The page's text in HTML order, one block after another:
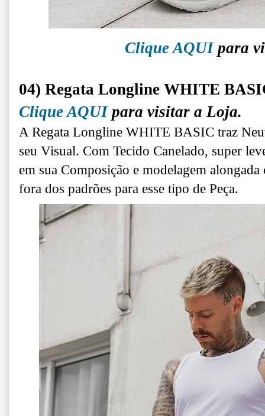
Clique AQUIpara
04) Regata Longline WHITE
Clique AQUIpara visitar a Loja.
A Regata Longline WHITE BASIC traz
seu Visual. Com Tecido Canelado, super
em sua Composição e modelagem
fora dos padrões para esse tipo de Peça.